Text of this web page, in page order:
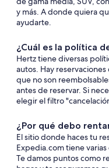
y más. A donde quiera
ayudarte.
¿Cuál es la política
Hertz tiene diversas
autos. Hay
que no son
antes de reservar. Si
elegir el filtro
¿Por qué debo
El sitio donde haces tu
Expedia.com tiene
Te damos puntos como